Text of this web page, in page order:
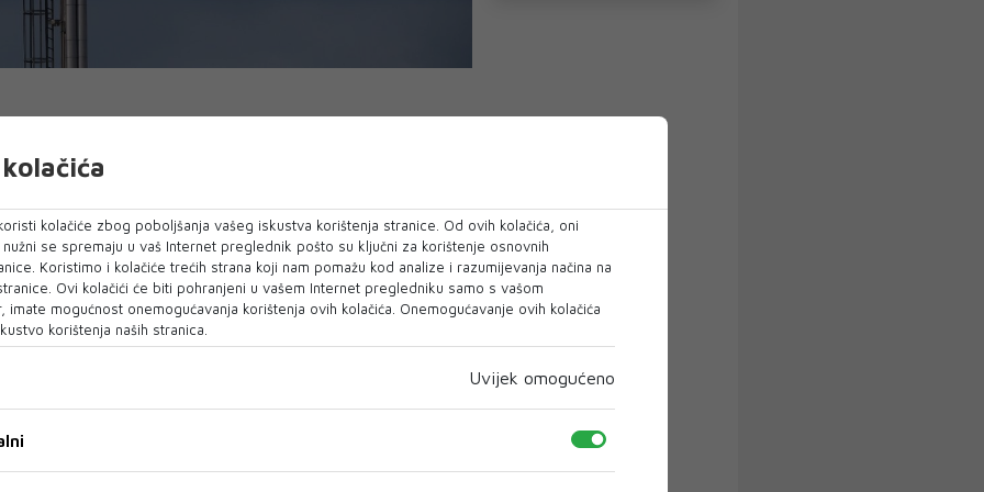
energije, rudarstva i industrije dalo je
kompanije Energoinvest za smanjenje
u FBiH za 1,6 posto, potvrđeno je
Vlada FBiH treba da se izjasni o
rečeno je također.
ministra energije, rudarstva i
pozitivan stav o sniženju cijene, koliko je
ministarstvo trgovine. Lakić očekuje
odobrenje za sniženje cijene plina, izjavio je.
odnosno obračun utroška plina po novoj
kolačiće zbog poboljšanja vašeg iskustva korištenja stranice. Od ovih kolačića, oni
se spremaju u vaš Internet preglednik pošto su ključni za korištenje osnovnih
Koristimo i kolačiće trećih strana koji nam pomažu kod analize i razumijevanja načina na
Ovi kolačići će biti pohranjeni u vašem Internet pregledniku samo s vašom
imate mogućnost onemogućavanja korištenja ovih kolačića. Onemogućavanje ovih kolačića
korištenja naših stranica.
Uvijek omogućeno